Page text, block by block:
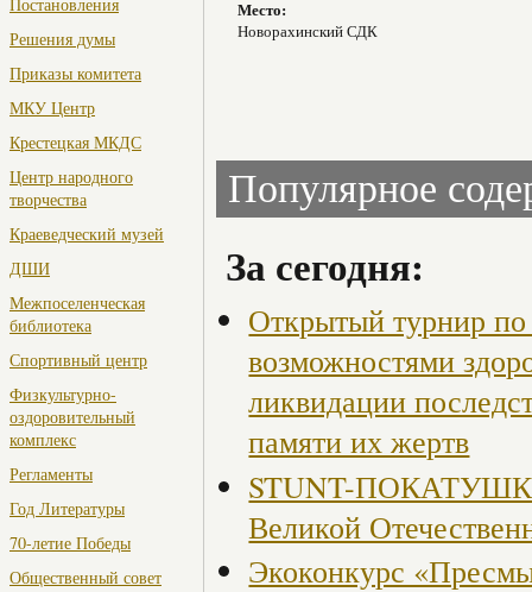
Постановления
Решения думы
Приказы комитета
МКУ Центр
Крестецкая МКДС
Центр народного
творчества
Краеведческий музей
ДШИ
Межпоселенческая
библиотека
Спортивный центр
Физкультурно-
оздоровительный
комплекс
Регламенты
Год Литературы
70-летие Победы
Общественный совет
Место:
Новорахинский СДК
Популярное
За сегодня:
Открытый турнир
возможностями
ликвидации
памяти их жертв
STUNT-
Великой
Экоконкурс